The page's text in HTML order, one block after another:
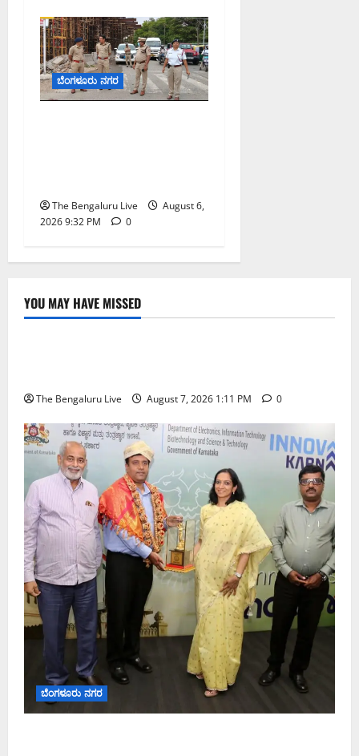
ಬೆಂಗಳೂರು ನಗರ
The Bengaluru Live
August 6,
2026 9:32 PM
0
YOU MAY HAVE MISSED
ಬೆಳಗಾವಿ ಬೆಂಗಳೂರು ನಗರ
The Bengaluru Live August 7, 2026 1:11 PM 0
ಬೆಂಗಳೂರು ನಗರ